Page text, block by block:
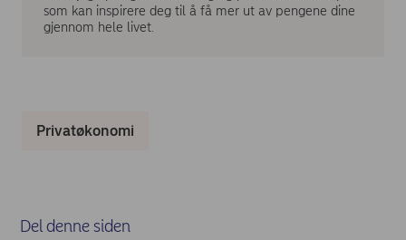
som kan inspirere deg til å få mer ut av pengene dine
gjennom hele livet.
Privatøkonomi
Del denne siden